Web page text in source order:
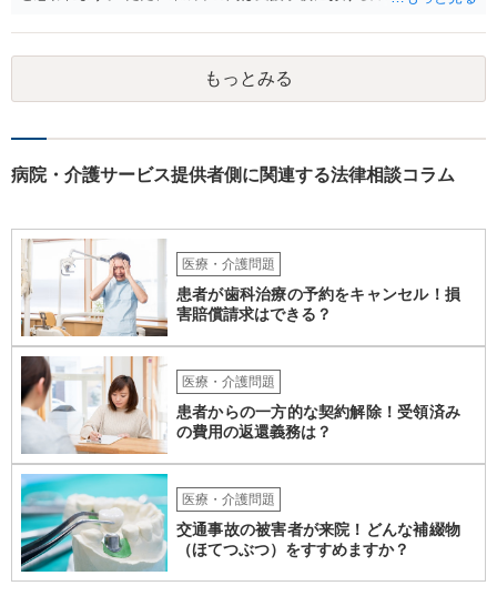
かは少し調べてみてはいかがでしょうか。 グループホームは基本的に
要支援者自身が自立して生活する（その責任も負担する）ことを前提
とした支援システムなので、今回のように障がい者による損害や費用
が発生するたびに運営会社が負担するということはシステム的にも経
がよく、むしろ職員を増やして対応するとのことで悪くない対応のグ
あるかどうかですね。 あと、家での生活では出なかった他害行動（暴
力）がでたというお話ですが、それは、現在のグループホームの生活
に対するお子さんのストレスが出ている可能性も高いところです。 な
ので、まだそのグループホームに入って日が浅いなどの場合には、も
う少し様子を見るしかありませんが、時間が経っているのに２度目の
他害行動があったということであれば、問題は思ったより深刻かもし
れません。 いずれにせよ、一度職員の方と暴力が生じた際の事実経緯
を確認し、またその直近に何か変化がなかったかなどのお子さんの障
がい特性に照らした原因分析をしてみると再発防止策が浮かぶかもし
れません。
もっとみる
病院・介護サービス提供者側に関連する法律相談コラム
医療・介護問題
患者が歯科治療の予約をキャンセル！損
害賠償請求はできる？
医療・介護問題
患者からの一方的な契約解除！受領済み
の費用の返還義務は？
医療・介護問題
交通事故の被害者が来院！どんな補綴物
（ほてつぶつ）をすすめますか？